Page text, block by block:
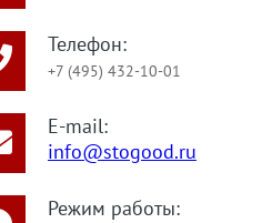
Телефон:
+7 (495) 432-10-01
E-mail:
info@stogood.ru
Режим работы: